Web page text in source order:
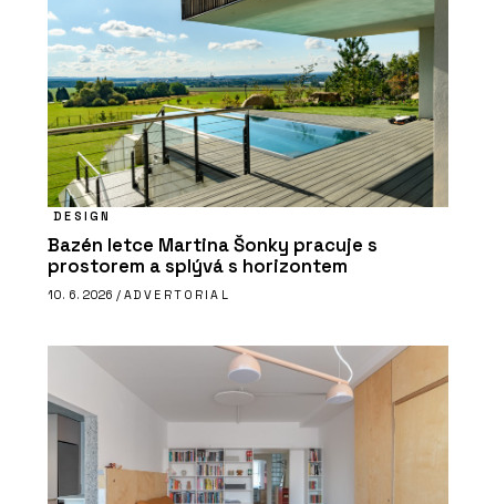
DESIGN
Bazén letce Martina Šonky pracuje s
prostorem a splývá s horizontem
10. 6. 2026 / ADVERTORIAL